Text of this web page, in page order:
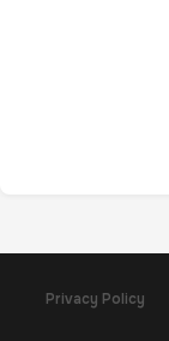
Privacy Policy